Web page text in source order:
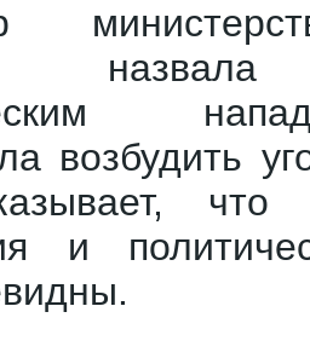
назвала
возбудить
что
и